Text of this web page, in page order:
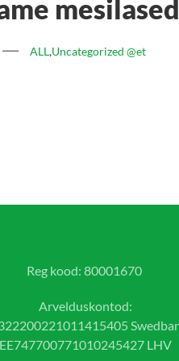
ALL,Uncategorized @et
Reg kood: 80001670
Arvelduskontod:
EE747700771010245427 LHV